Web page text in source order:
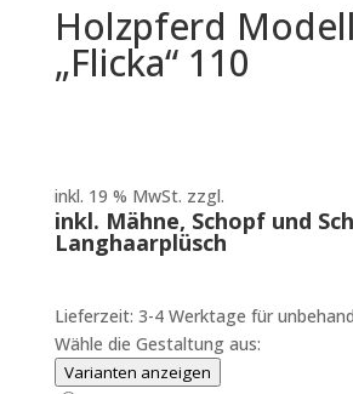
Holzpferd Modell
„Flicka“ 110
inkl. 19 % MwSt. zzgl.
inkl. Mähne, Schopf und
Langhaarplüsch
Lieferzeit: 3-4 Werktage für
Wähle die Gestaltung aus:
Varianten anzeigen